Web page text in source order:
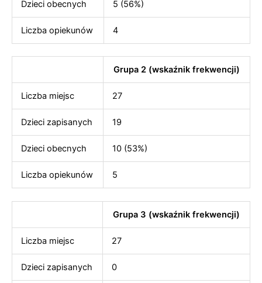
Dzieci obecnych 5 (56%)
Liczba opiekunów 4
Grupa 2 (wskaźnik frekwencji)
Liczba miejsc 27
Dzieci zapisanych 19
Dzieci obecnych 10 (53%)
Liczba opiekunów 5
Grupa 3 (wskaźnik frekwencji)
Liczba miejsc 27
Dzieci zapisanych 0